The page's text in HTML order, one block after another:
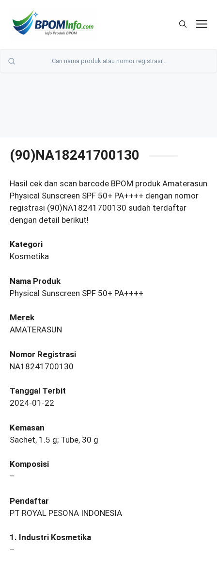
(90)NA18241700130
Hasil cek dan scan barcode BPOM produk Amaterasun
Physical Sunscreen SPF 50+ PA++++ dengan nomor
registrasi (90)NA18241700130 sudah terdaftar
dengan detail berikut!
Kategori
Kosmetika
Nama Produk
Physical Sunscreen SPF 50+ PA++++
Merek
AMATERASUN
Nomor Registrasi
NA18241700130
Tanggal Terbit
2024-01-22
Kemasan
Sachet, 1.5 g; Tube, 30 g
Komposisi
–
Pendaftar
PT ROYAL PESONA INDONESIA
1. Industri Kosmetika
–